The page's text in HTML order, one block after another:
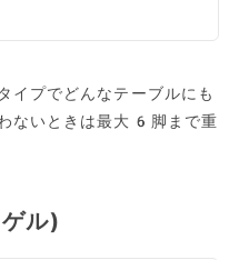
イプでどんなテーブルにも
ないときは最大6脚まで重
ル)